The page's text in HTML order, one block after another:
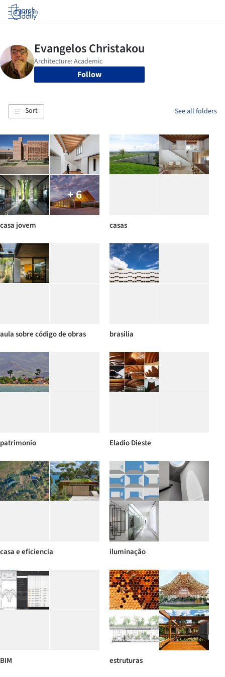
Log in
Follow
Sort See all folders
+ 6
casa jovem casas
aula sobre código de obras brasilia
patrimonio Eladio Dieste
casa e eficiencia iluminação
BIM estruturas